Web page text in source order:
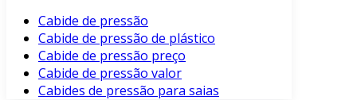
Cabide de pressão
Cabide de pressão de plástico
Cabide de pressão preço
Cabide de pressão valor
Cabides de pressão para saias